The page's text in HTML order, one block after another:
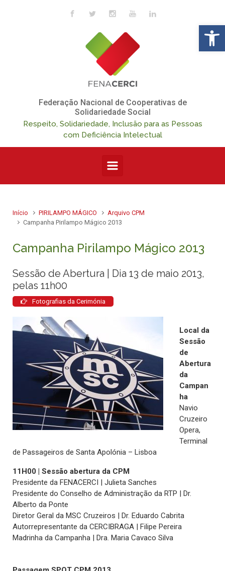
Federação Nacional de Cooperativas de
Solidariedade Social
Respeito, Solidariedade, Inclusão para as Pessoas
com Deficiência Intelectual
Início PIRILAMPO MÁGICO
Arquivo CPM
Campanha Pirilampo Mágico 2013
Campanha Pirilampo Mágico 2013
Sessão de Abertura | Dia 13 de maio 2013,
pelas 11h00
Fotografias da Cerimónia
Local da
Sessão
de
Abertura
da
Campan
ha
Navio
Cruzeiro
Opera,
Terminal
de Passageiros de Santa Apolónia – Lisboa
11H00 | Sessão abertura da CPM
Presidente da FENACERCI | Julieta Sanches
Presidente do Conselho de Administração da RTP | Dr.
Alberto da Ponte
Diretor Geral da MSC Cruzeiros | Dr. Eduardo Cabrita
Autorrepresentante da CERCIBRAGA | Filipe Pereira
Madrinha da Campanha | Dra. Maria Cavaco Silva